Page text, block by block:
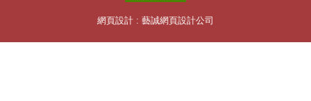
網頁設計 : 藝誠網頁設計公司